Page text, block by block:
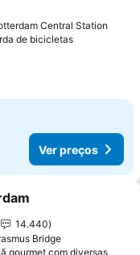
Central Station
de bicicletasVer preços
Ver preços
aos favoritos
14.440
Bridge
gourmet com diversas